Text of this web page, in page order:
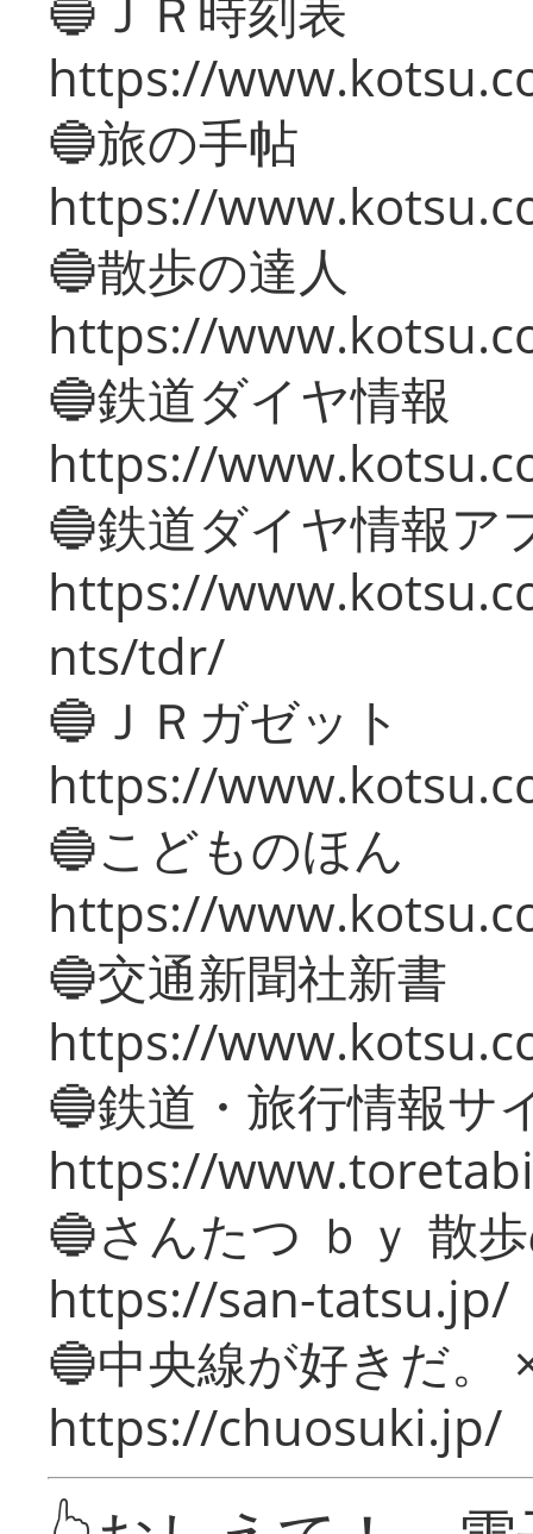
https://
🔵旅の手帖
https://
🔵散歩の達人
https://
🔵鉄道ダイヤ情報
https://
🔵鉄道ダイヤ情報ア
https://
nts/tdr/
🔵ＪＲガゼット
https://
🔵こどものほん
https://
🔵交通新聞社新書
https://
🔵鉄道・旅行情報サ
https://
🔵さんたつ ｂｙ 散
https://san-tatsu.jp/
🔵中央線が好きだ。
https://chuosuki.jp/